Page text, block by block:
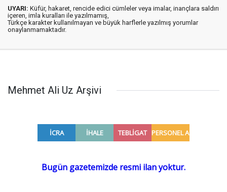
UYARI: Küfür, hakaret, rencide edici cümleler veya imalar, inançlara saldırı
içeren, imla kuralları ile yazılmamış,
Türkçe karakter kullanılmayan ve büyük harflerle yazılmış yorumlar
onaylanmamaktadır.
Mehmet Ali Uz Arşivi